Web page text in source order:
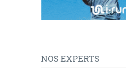
NOS EXPERTS